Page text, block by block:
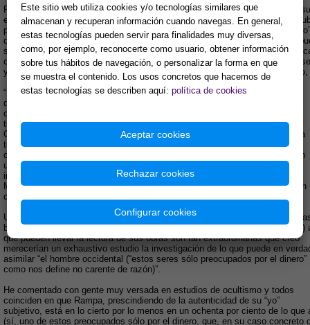
Rampa, por medio de su obra, nos descorre la cortina y nos presenta una
ellas nos lo parecen menos) que a buen seguro el lector medio nunca se
preconcebido: tras las primeras obras, en particular la primera, “El tercer
demos cuenta, a libros puramente filosóficos, unos libros hacia los que a
sin antes haber pasado por este “aprendizaje” con que me atrevería a
caverna de los antepasados” es la llave que nos abrirá una comprensión
y la eternidad” y “El camino de la vida”. Rampa, con su labor de
“Martes” Lobsang Rampa (los tibetanos siempre anteponen a su nombre el
del día en que nacieron), hijo de un alto político tibetano fue consagrado
cuando contaba sólo con siete años a la práctica de la medicina y por ello
tuvo que ingresar como simple aspirante, o “chela”, en la lamasería de
Chakpori. Allí recibe un trato particularmente duro, hasta que puesto bajo la
tutela de un gran lama, Mingyar Dondup, éste le revela que su vida está
consagrada a una “gran misión”. A tal efecto es necesario que le practiquen
una insólita operación cerebral que les permitirá ver, gracias “al tercer ojo”,
infinidad de cosas veladas al resto de los mortales. Siempre al amparo de
Mingyar Dondup, irá descubriendo y experimentando por sí mismo un sinfín
de nuevas ideas y procesos.
Un esbozo de línea que siguen los relatos de Rampa está expuesto en
breves líneas, pero las conclusiones (relativas conclusiones, por supuesto)
que pueden llevar la lectura de sus obras son tan extraordinarias que creo
merecerían un exhaustivo estudio la investigación de lo que puede en
asimilar “el hombre occidental (“estos seres sólo preocupados por el dinero”
como nos define no carente de razón)”.
He comentado con gente muy versada en estudios de ocultismo y todos
coinciden en que Rampa, prescindiendo de la autenticidad de su “yo”
subjetivo, está en lo cierto por lo menos en un ochenta por ciento de lo
(sí, uno de estos preocupados sólo por el dinero, que, en su caso
Este sitio web utiliza cookies y/o tecnologías similares que
almacenan y recuperan información cuando navegas. En general,
estas tecnologías pueden servir para finalidades muy diversas,
como, por ejemplo, reconocerte como usuario, obtener información
sobre tus hábitos de navegación, o personalizar la forma en que
se muestra el contenido. Los usos concretos que hacemos de
estas tecnologías se describen aquí: política de cookies
Aceptar cookies
Rechazar cookies
Configurar cookies